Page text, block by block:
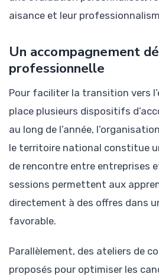
aisance et leur
Un accompagnement
professionnelle
Pour faciliter la transition vers
place plusieurs dispositifs
au long de l’année,
le territoire national constitue
de rencontre entre entreprises
sessions permettent aux
directement à des offres dans
favorable.
Parallèlement, des ateliers de
proposés pour optimiser les